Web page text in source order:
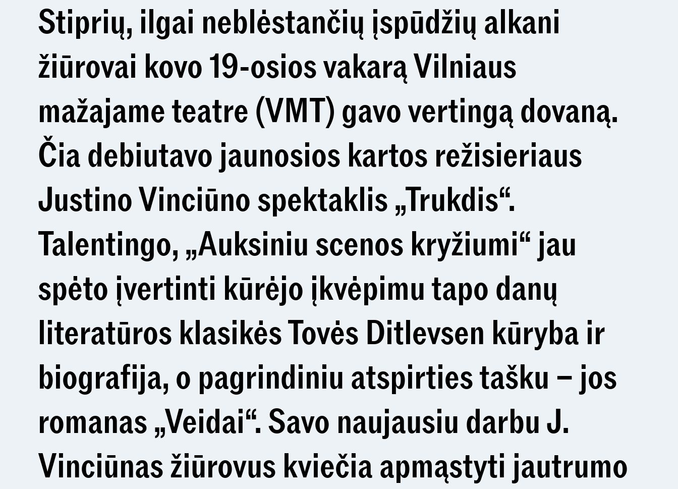
Stiprių, ilgai neblėstančių įspūdžių alkani
žiūrovai kovo 19-osios vakarą Vilniaus
mažajame teatre (VMT) gavo vertingą dovaną.
Čia debiutavo jaunosios kartos režisieriaus
Justino Vinciūno spektaklis „Trukdis“.
Talentingo, „Auksiniu scenos kryžiumi“ jau
spėto įvertinti kūrėjo įkvėpimu tapo danų
literatūros klasikės Tovės Ditlevsen kūryba ir
biografija, o pagrindiniu atspirties tašku – jos
romanas „Veidai“. Savo naujausiu darbu J.
Vinciūnas žiūrovus kviečia apmąstyti jautrumo